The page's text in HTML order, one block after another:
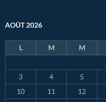
b
o
k
dI
n
AOÛT 2026
L M M
3
4 5
10
11 12